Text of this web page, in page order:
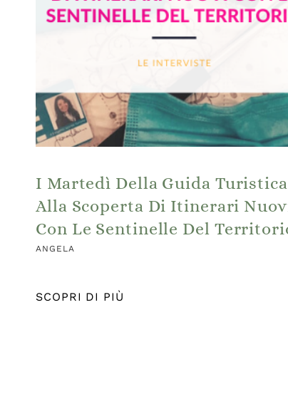
I Martedì Della Guida
Alla Scoperta Di Itinerari
Con Le Sentinelle Del
ANGELA
SCOPRI DI PIÙ